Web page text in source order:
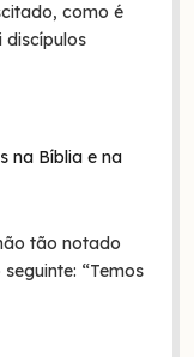
como é
na Bíblia e na
tão notado
“Temos